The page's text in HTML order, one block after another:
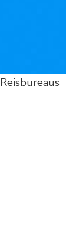
Reisbureaus